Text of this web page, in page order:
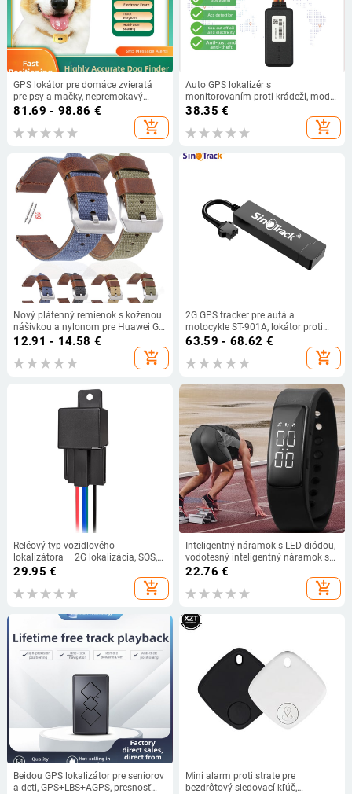
GPS lokátor pre domáce zvieratá
pre psy a mačky, nepremokavý
obojok na sledovanie, proti strate
81.69 - 98.86 €
add_shopping_cart
Auto GPS lokalizér s
monitorovaním proti krádeži, model
Y080, presnosť GPS 5 m,
zabudovaná anténa (FPC sieťová +
keramická GPS), vonkajšie
režimy: vibrácie, výpadok
38.35 €
add_shopping_cart
Nový plátenný remienok s koženou
nášivkou a nylonom pre Huawei GT
3 smart hodinky, 20/22/24 mm,
12.91 - 14.58 €
add_shopping_cart
2G GPS tracker pre autá a
motocykle ST-901A, lokátor proti
krádeži, presnosť GPS <10 m, IPX5
vodotesný, zabudovaná anténa
63.59 - 68.62 €
add_shopping_cart
Reléový typ vozidlového
lokalizátora – 2G lokalizácia, SOS,
vzdialené vypnutie paliva, alarm
proti krádeži, GPS s presnosťou 5 m
29.95 €
add_shopping_cart
Inteligentný náramok s LED diódou,
vodotesný inteligentný náramok s
krokomerom, monitorom,
pripomienkou.
22.76 €
add_shopping_cart
Beidou GPS lokalizátor pre seniorov
a deti, GPS+LBS+AGPS, presnosť
Mini alarm proti strate pre
bezdrôtový sledovací kľúč,